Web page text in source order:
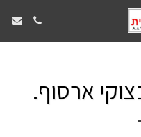
ארסוף.